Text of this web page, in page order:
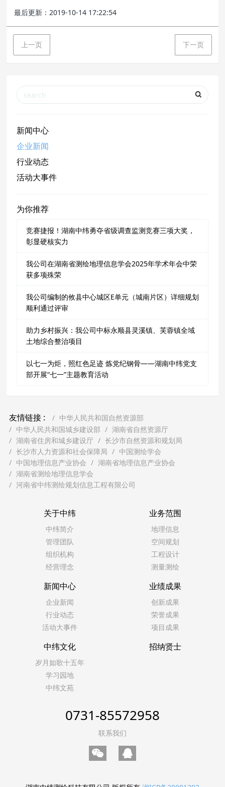
最后更新：2019-10-14 17:22:54
上一页 下一页
新闻中心
企业新闻
行业动态
活动大事件
为你推荐
竞赛捷报！湖南中纬勇夺省级调查监测竞赛三项大奖，
彰显硬核实力
我公司在湖南省测绘地理信息学会2025年学术年会中荣
获多项殊荣
我公司编制的攸县中心城区E单元（城南片区）详细规划
顺利通过评审
助力乡村振兴：我公司中标永顺县灵溪镇、芙蓉镇全域
土地综合整治项目
以七一为炬，照红色足迹 炼党纪钢骨——湖南中纬党支
部开展“七一”主题教育活动
友情链接 :
中华人民共和国自然资源部
中华人民共和国城乡建设部
湖南省自然资源厅
湖南省住房和城乡建设厅
长沙市自然资源和规划局
长沙市人力资源和社会保障局
中国测绘学会
中国地理信息产业协会
湖南省地理信息产业协会
湖南省测绘地理信息学会
河南省中纬测绘规划信息工程有限公司
关于中纬
中纬简介
管理团队
组织机构
经营理念
业务范围
地理信息
空间规划
工程设计
测量测绘
新闻中心
企业新闻
行业动态
活动大事件
业绩成果
创新成果
荣誉成果
项目成果
中纬文化
岁月如歌十五年
学习园地
中纬文苑
招纳贤士
0731-85572958
联系我们